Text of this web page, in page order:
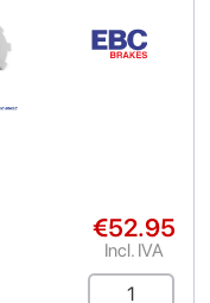
€52.95
Incl. IVA